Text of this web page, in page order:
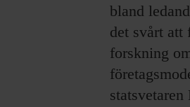
EVENEMANG & RESOR
KONTAKTA F&F
bland
det svårt att
forskning